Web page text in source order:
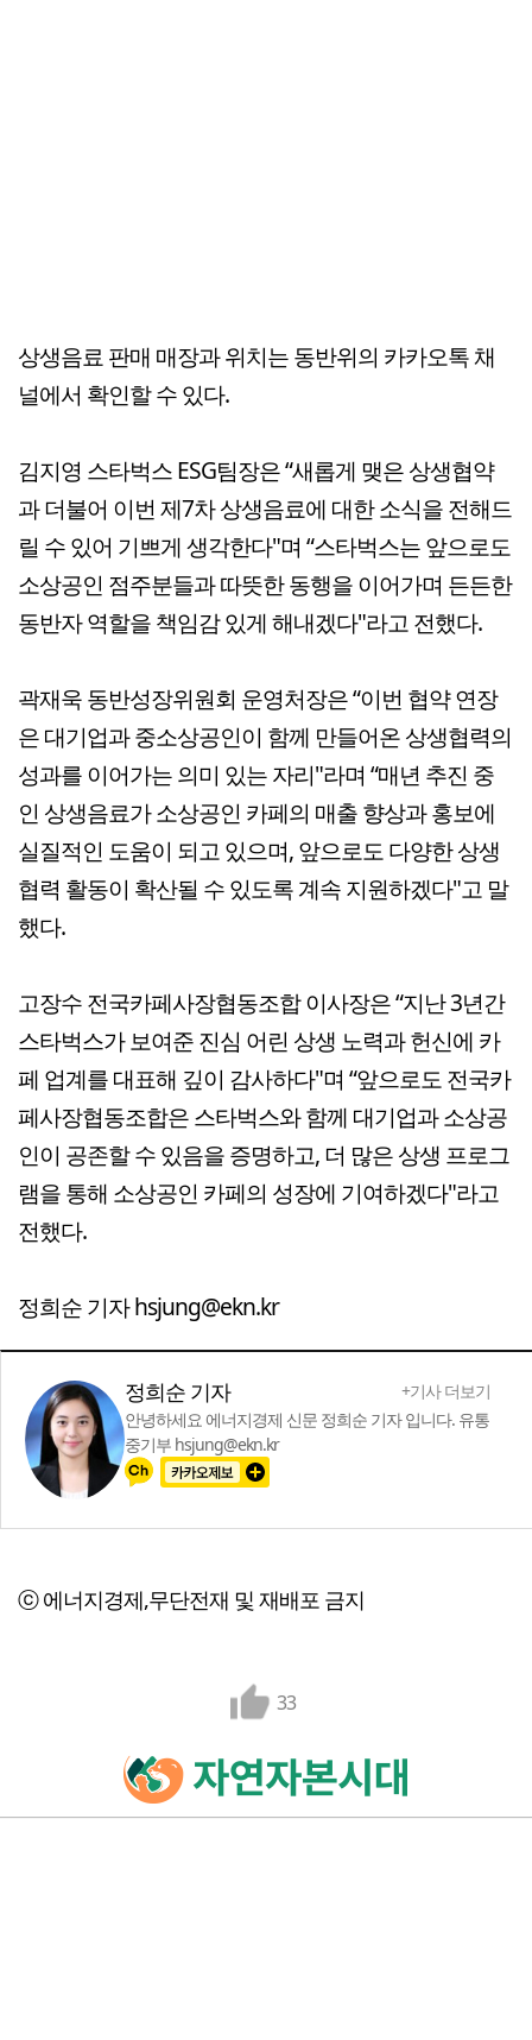
상생음료 판매 매장과 위치는 동반위의 카카오톡 채
널에서 확인할 수 있다.
김지영 스타벅스 ESG팀장은 “새롭게 맺은 상생협약
과 더불어 이번 제7차 상생음료에 대한 소식을 전해드
릴 수 있어 기쁘게 생각한다"며 “스타벅스는 앞으로도
소상공인 점주분들과 따뜻한 동행을 이어가며 든든한
동반자 역할을 책임감 있게 해내겠다"라고 전했다.
곽재욱 동반성장위원회 운영처장은 “이번 협약 연장
은 대기업과 중소상공인이 함께 만들어온 상생협력의
성과를 이어가는 의미 있는 자리"라며 “매년 추진 중
인 상생음료가 소상공인 카페의 매출 향상과 홍보에
실질적인 도움이 되고 있으며, 앞으로도 다양한 상생
협력 활동이 확산될 수 있도록 계속 지원하겠다"고 말
했다.
고장수 전국카페사장협동조합 이사장은 “지난 3년간
스타벅스가 보여준 진심 어린 상생 노력과 헌신에 카
페 업계를 대표해 깊이 감사하다"며 “앞으로도 전국카
페사장협동조합은 스타벅스와 함께 대기업과 소상공
인이 공존할 수 있음을 증명하고, 더 많은 상생 프로그
램을 통해 소상공인 카페의 성장에 기여하겠다"라고
전했다.
정희순 기자 hsjung@ekn.kr
정희순 기자
+기사 더보기
안녕하세요 에너지경제 신문 정희순 기자 입니다. 유통
중기부 hsjung@ekn.kr
ⓒ 에너지경제,무단전재 및 재배포 금지
33